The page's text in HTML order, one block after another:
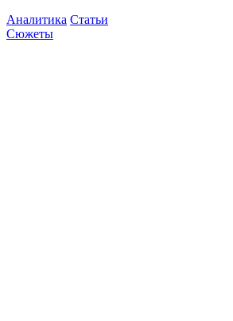
Аналитика Статьи
Сюжеты